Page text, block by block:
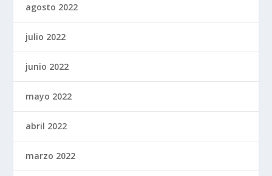
agosto 2022
julio 2022
junio 2022
mayo 2022
abril 2022
marzo 2022